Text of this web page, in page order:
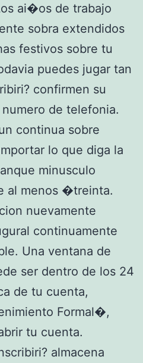
ai�os de trabajo
sobra extendidos
festivos sobre tu
puedes jugar tan
confirmen su
de telefonia.
continua sobre
lo que diga la
minusculo
al menos �treinta.
nuevamente
continuamente
Una ventana de
ser dentro de los 24
de tu cuenta,
Formal�,
tu cuenta.
almacena